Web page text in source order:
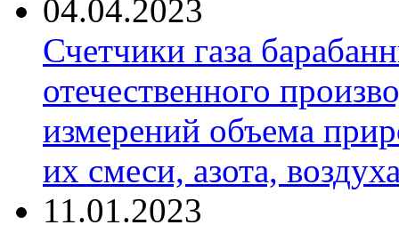
04.04.2023
Счетчики газа
отечественного
измерений объема
их смеси, азота,
11.01.2023